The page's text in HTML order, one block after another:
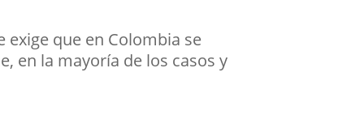
exige que en Colombia se
en la mayoría de los casos y